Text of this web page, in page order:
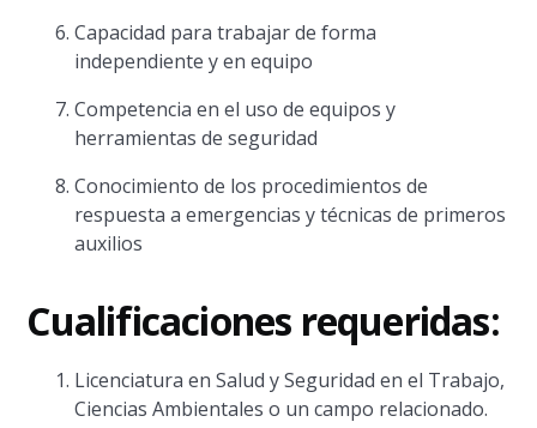
Capacidad para trabajar de forma
independiente y en equipo
Competencia en el uso de equipos y
herramientas de seguridad
Conocimiento de los procedimientos de
respuesta a emergencias y técnicas de primeros
auxilios
Cualificaciones requeridas:
Licenciatura en Salud y Seguridad en el Trabajo,
Ciencias Ambientales o un campo relacionado.